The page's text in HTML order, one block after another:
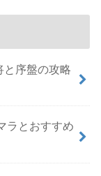
序盤の攻略
ラとおすすめ